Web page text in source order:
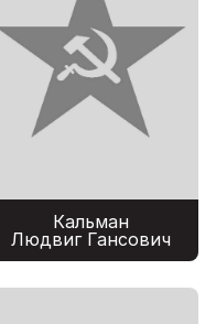
Кальман
Людвиг Гансович